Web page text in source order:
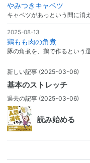
やみつきキャベツ
キャベツがあっという間に消
2025-08-13
鶏もも肉の角煮
豚の角煮を、鶏で作るという
新しい記事 (2025-03-06)
基本のストレッチ
過去の記事 (2025-03-06)
読み始める